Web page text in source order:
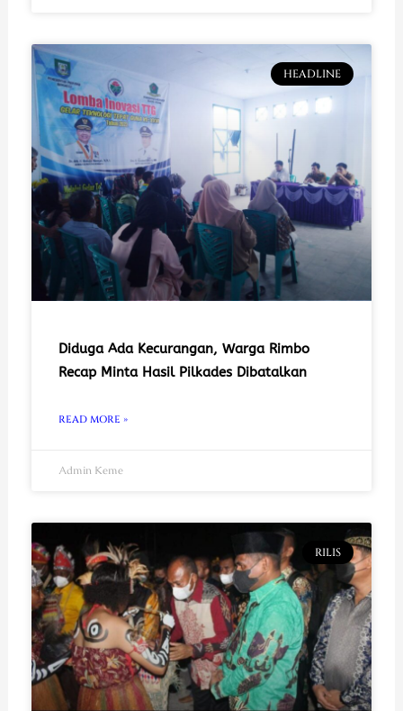
HEADLINE
Diduga Ada Kecurangan, Warga Rimbo
Recap Minta Hasil Pilkades Dibatalkan
READ MORE »
Admin Keme
RILIS